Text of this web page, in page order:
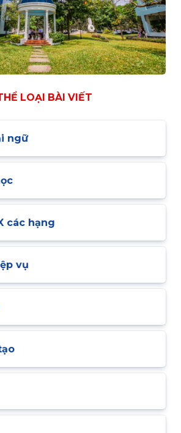
LOẠI BÀI VIẾT
ngữ
các hạng
vụ